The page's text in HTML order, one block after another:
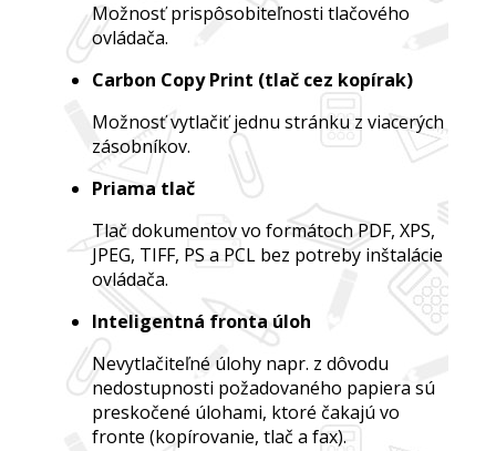
Možnosť prispôsobiteľnosti tlačového
ovládača.
Carbon Copy Print (tlač cez kopírak)
Možnosť vytlačiť jednu stránku z viacerých
zásobníkov.
Priama tlač
Tlač dokumentov vo formátoch PDF, XPS,
JPEG, TIFF, PS a PCL bez potreby inštalácie
ovládača.
Inteligentná fronta úloh
Nevytlačiteľné úlohy napr. z dôvodu
nedostupnosti požadovaného papiera sú
preskočené úlohami, ktoré čakajú vo
fronte (kopírovanie, tlač a fax).